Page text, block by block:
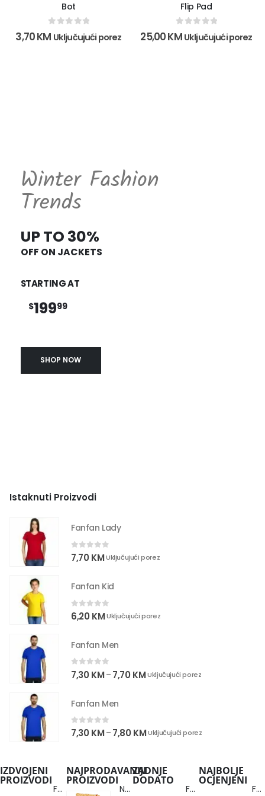
Bot
3,70KM Uključujući porez
Flip Pad
25,00KM Uključujući porez
Winter Fashion
Trends
UP TO 30%
OFF ON JACKETS
STARTING AT
$19999
SHOP NOW
Istaknuti Proizvodi
Fanfan Lady
0out of 5
7,70 KMUključujući porez
Fanfan Kid
0out of 5
6,20 KMUključujući porez
Fanfan Men
0out of 5
7,30 KM– 7,70 KMUključujući porez
Fanfan Men
0out of 5
7,30 KM– 7,80 KMUključujući porez
IZDVOJENI
PROIZVODI
Fanfan Men
NAJPRODAVANIJI
PROIZVODI
Note Cork
ZADNJE
DODATO
Fanfan Men
NAJBOLJE
OCJENJENI
Fanfan Men